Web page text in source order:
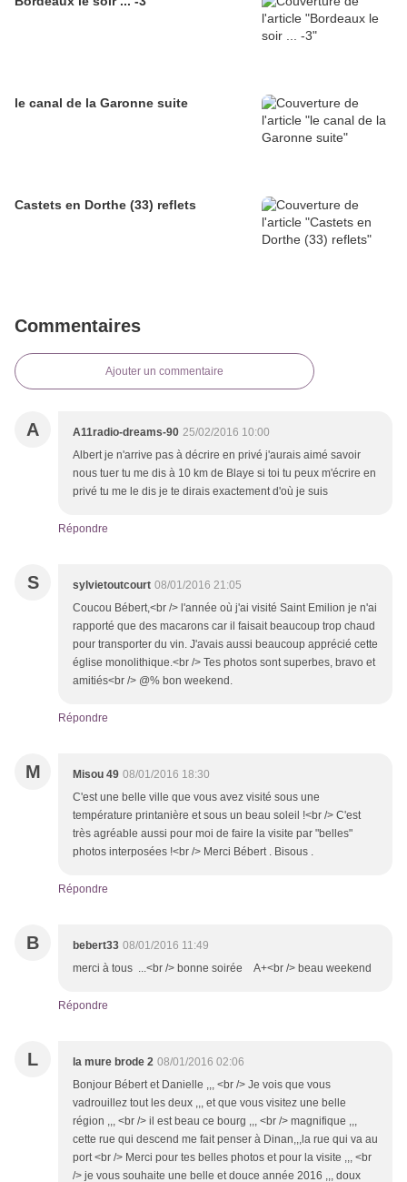
le canal de la Garonne suite
Castets en Dorthe (33) reflets
Commentaires
Ajouter un commentaire
A A11radio-dreams-90 25/02/2016 10:00
Albert je n'arrive pas à décrire en privé j'aurais aimé savoir
nous tuer tu me dis à 10 km de Blaye si toi tu peux m'écrire en
privé tu me le dis je te dirais exactement d'où je suis
Répondre
S sylvietoutcourt 08/01/2016 21:05
Coucou Bébert,<br /> l'année où j'ai visité Saint Emilion je n'ai
rapporté que des macarons car il faisait beaucoup trop chaud
pour transporter du vin. J'avais aussi beaucoup apprécié cette
église monolithique.<br /> Tes photos sont superbes, bravo et
amitiés<br /> @% bon weekend.
Répondre
M Misou 49 08/01/2016 18:30
C'est une belle ville que vous avez visité sous une
température printanière et sous un beau soleil !<br /> C'est
très agréable aussi pour moi de faire la visite par "belles"
photos interposées !<br /> Merci Bébert . Bisous .
Répondre
B bebert33 08/01/2016 11:49
merci à tous ...<br /> bonne soirée A+<br /> beau weekend
Répondre
L la mure brode 2 08/01/2016 02:06
Bonjour Bébert et Danielle ,,, <br /> Je vois que vous
vadrouillez tout les deux ,,, et que vous visitez une belle
région ,,, <br /> il est beau ce bourg ,,, <br /> magnifique ,,,
cette rue qui descend me fait penser à Dinan,,,la rue qui va au
port <br /> Merci pour tes belles photos et pour la visite ,,, <br
/> je vous souhaite une belle et douce année 2016 ,,, doux